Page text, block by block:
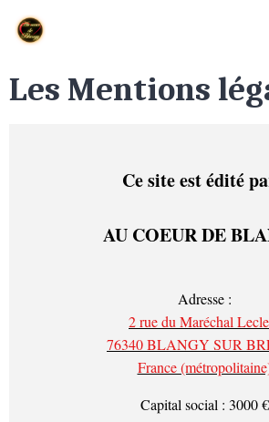
Les Mentions
Ce site est édité
AU COEUR DE
Adresse :
2 rue du Maréchal
76340 BLANGY SUR
France
Capital social : 3000 €